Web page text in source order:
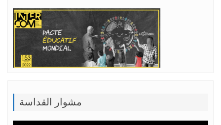
مشوار القداسة